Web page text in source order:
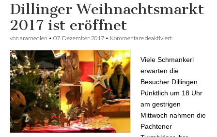
Dillinger Weihnachtsmarkt
2017 ist eröffnet
von aramedien • 07. Dezember 2017 • Kommentare deaktiviert
Viele Schmankerl
erwarten die
Besucher Dillingen.
Pünktlich um 18 Uhr
am gestrigen
Mittwoch nahmen die
Pachtener